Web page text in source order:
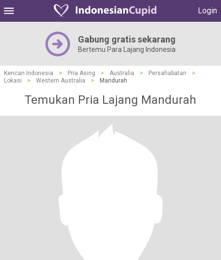
Login
Gabung gratis sekarang
Bertemu Para Lajang Indonesia
Kencan Indonesia > Pria Asing > Australia > Persahabatan
>
Lokasi
> Western Australia > Mandurah
Temukan Pria Lajang Mandurah